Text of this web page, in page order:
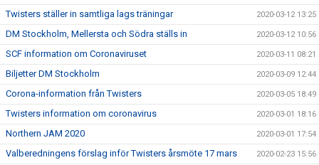
Twisters ställer in samtliga lags träningar 2020-03-12 13:25
DM Stockholm, Mellersta och Södra ställs in 2020-03-12 10:56
SCF information om Coronaviruset 2020-03-11 08:21
Biljetter DM Stockholm 2020-03-09 12:44
Corona-information från Twisters 2020-03-05 18:49
Twisters information om coronavirus 2020-03-01 18:16
Northern JAM 2020 2020-03-01 17:54
Valberedningens förslag inför Twisters årsmöte 17 mars 2020-02-23 15:56